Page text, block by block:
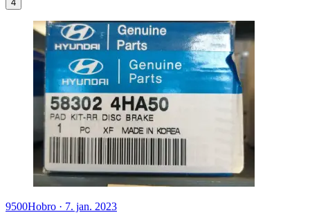
4
9500Hobro · 7. jan. 2023